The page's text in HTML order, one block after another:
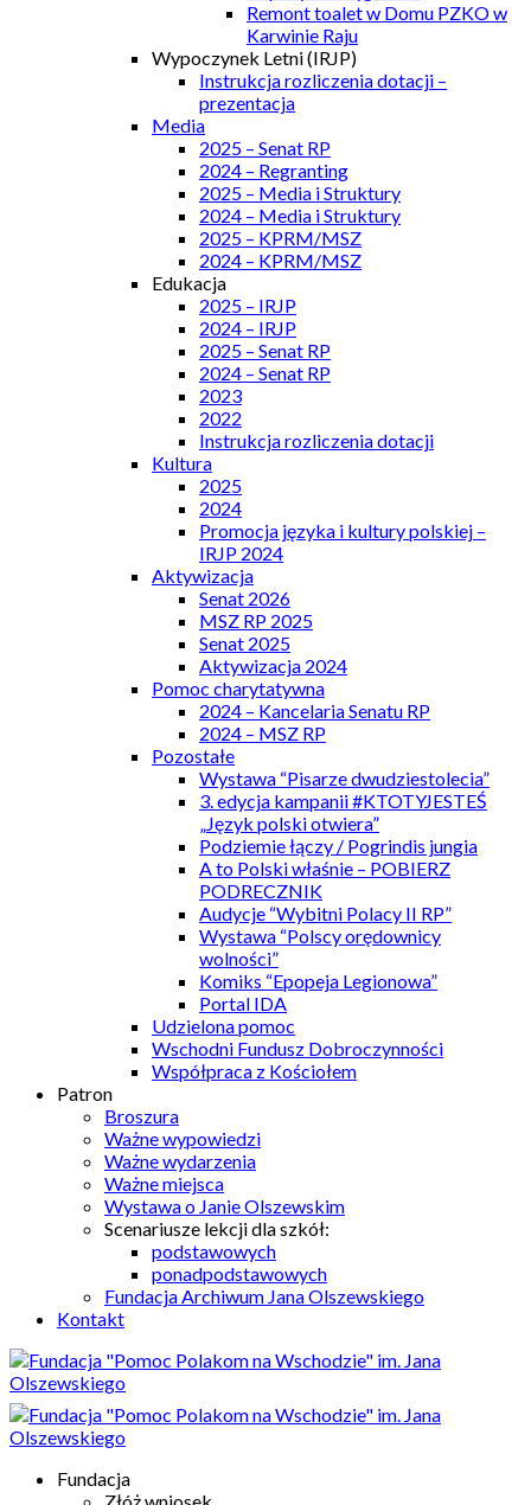
Remont toalet w Domu PZKO w
Karwinie Raju
Wypoczynek Letni (IRJP)
Instrukcja rozliczenia dotacji –
prezentacja
Media
2025 – Senat RP
2024 – Regranting
2025 – Media i Struktury
2024 – Media i Struktury
2025 – KPRM/MSZ
2024 – KPRM/MSZ
Edukacja
2025 – IRJP
2024 – IRJP
2025 – Senat RP
2024 – Senat RP
2023
2022
Instrukcja rozliczenia dotacji
Kultura
2025
2024
Promocja języka i kultury polskiej –
IRJP 2024
Aktywizacja
Senat 2026
MSZ RP 2025
Senat 2025
Aktywizacja 2024
Pomoc charytatywna
2024 – Kancelaria Senatu RP
2024 – MSZ RP
Pozostałe
Wystawa “Pisarze dwudziestolecia”
3. edycja kampanii #KTOTYJESTEŚ
„Język polski otwiera”
Podziemie łączy / Pogrindis jungia
A to Polski właśnie – POBIERZ
PODRECZNIK
Audycje “Wybitni Polacy II RP”
Wystawa “Polscy orędownicy
wolności”
Komiks “Epopeja Legionowa”
Portal IDA
Udzielona pomoc
Wschodni Fundusz Dobroczynności
Współpraca z Kościołem
Patron
Broszura
Ważne wypowiedzi
Ważne wydarzenia
Ważne miejsca
Wystawa o Janie Olszewskim
Scenariusze lekcji dla szkół:
podstawowych
ponadpodstawowych
Fundacja Archiwum Jana Olszewskiego
Kontakt
Fundacja